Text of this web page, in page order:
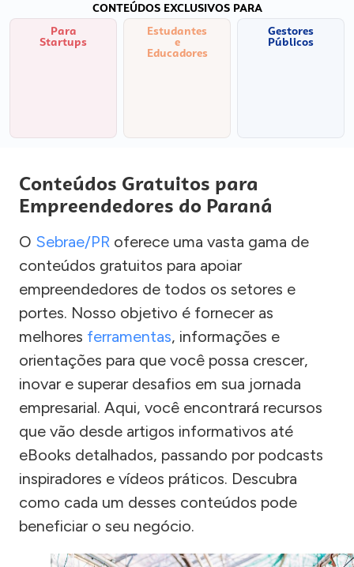
CONTEÚDOS EXCLUSIVOS PARA
Para
Startups
Estudantes
e
Educadores
Gestores
Públicos
Conteúdos Gratuitos para
Empreendedores do Paraná
O Sebrae/PR oferece uma vasta gama de
conteúdos gratuitos para apoiar
empreendedores de todos os setores e
portes. Nosso objetivo é fornecer as
melhores ferramentas, informações e
orientações para que você possa crescer,
inovar e superar desafios em sua jornada
empresarial. Aqui, você encontrará recursos
que vão desde artigos informativos até
eBooks detalhados, passando por podcasts
inspiradores e vídeos práticos. Descubra
como cada um desses conteúdos pode
beneficiar o seu negócio.